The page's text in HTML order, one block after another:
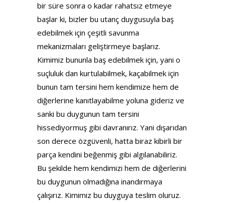
bir süre sonra o kadar rahatsız etmeye
başlar ki, bizler bu utanç duygusuyla baş
edebilmek için çeşitli savunma
mekanizmaları geliştirmeye başlarız.
Kimimiz bununla baş edebilmek için, yani o
suçluluk dan kurtulabilmek, kaçabilmek için
bunun tam tersini hem kendimize hem de
diğerlerine kanıtlayabilme yoluna gideriz ve
sanki bu duygunun tam tersini
hissediyormuş gibi davranırız. Yani dışarıdan
son derece özgüvenli, hatta biraz kibirli bir
parça kendini beğenmiş gibi algılanabiliriz.
Bu şekilde hem kendimizi hem de diğerlerini
bu duygunun olmadığına inandırmaya
çalışırız. Kimimiz bu duyguya teslim oluruz.